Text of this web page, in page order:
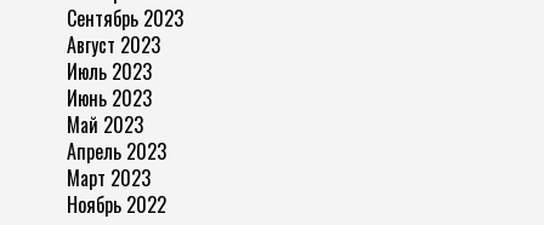
Сентябрь 2023
Август 2023
Июль 2023
Июнь 2023
Май 2023
Апрель 2023
Март 2023
Ноябрь 2022